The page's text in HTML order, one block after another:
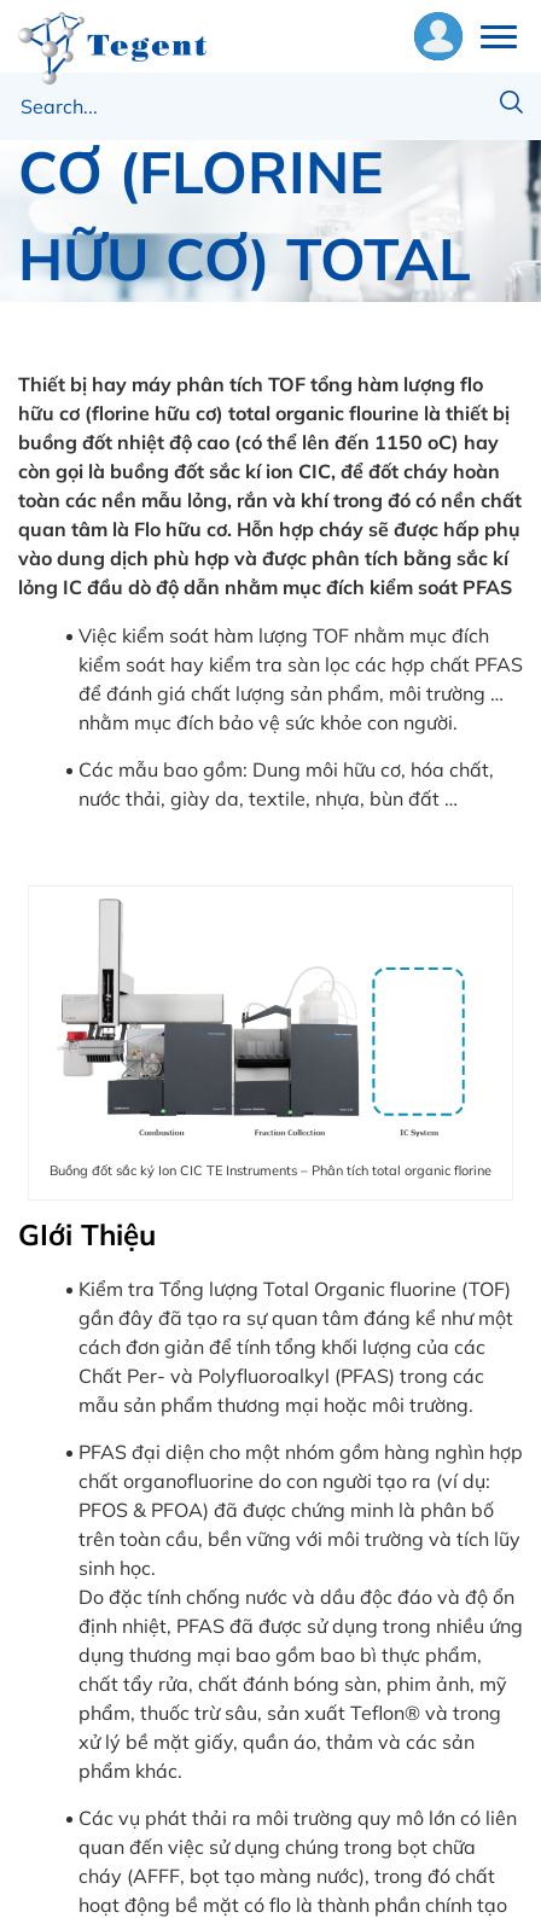
LƯỢNG FLO HỮU
CƠ (FLORINE
HỮU CƠ) TOTAL
FLOURINE
Trang chủ
Trace Elemental
MÁY PHÂN TÍCH TOF TỔNG HÀM LƯỢNG FLO HỮU
CƠ (FLORINE HỮU CƠ) TOTAL ORGANIC FLOURINE
Thiết bị hay máy phân tích TOF tổng hàm lượng flo
hữu cơ (florine hữu cơ) total organic flourine là thiết bị
buồng đốt nhiệt độ cao (có thể lên đến 1150 oC) hay
còn gọi là buồng đốt sắc kí ion CIC, để đốt cháy hoàn
toàn các nền mẫu lỏng, rắn và khí trong đó có nền chất
quan tâm là Flo hữu cơ. Hỗn hợp cháy sẽ được hấp phụ
vào dung dịch phù hợp và được phân tích bằng sắc kí
lỏng IC đầu dò độ dẫn nhằm mục đích kiểm soát PFAS
Việc kiểm soát hàm lượng TOF nhằm mục đích
kiểm soát hay kiểm tra sàn lọc các hợp chất PFAS
để đánh giá chất lượng sản phẩm, môi trường …
nhằm mục đích bảo vệ sức khỏe con người.
Các mẫu bao gồm: Dung môi hữu cơ, hóa chất,
nước thải, giày da, textile, nhựa, bùn đất …
Buồng đốt sắc ký Ion CIC TE Instruments – Phân tích total organic florine
GIới Thiệu
Kiểm tra Tổng lượng Total Organic fluorine (TOF)
gần đây đã tạo ra sự quan tâm đáng kể như một
cách đơn giản để tính tổng khối lượng của các
Chất Per- và Polyfluoroalkyl (PFAS) trong các
mẫu sản phẩm thương mại hoặc môi trường.
PFAS đại diện cho một nhóm gồm hàng nghìn hợp
chất organofluorine do con người tạo ra (ví dụ:
PFOS & PFOA) đã được chứng minh là phân bố
trên toàn cầu, bền vững với môi trường và tích lũy
sinh học.
Do đặc tính chống nước và dầu độc đáo và độ ổn
định nhiệt, PFAS đã được sử dụng trong nhiều ứng
dụng thương mại bao gồm bao bì thực phẩm,
chất tẩy rửa, chất đánh bóng sàn, phim ảnh, mỹ
phẩm, thuốc trừ sâu, sản xuất Teflon® và trong
xử lý bề mặt giấy, quần áo, thảm và các sản
phẩm khác.
Các vụ phát thải ra môi trường quy mô lớn có liên
quan đến việc sử dụng chúng trong bọt chữa
cháy (AFFF, bọt tạo màng nước), trong đó chất
hoạt động bề mặt có flo là thành phần chính tạo